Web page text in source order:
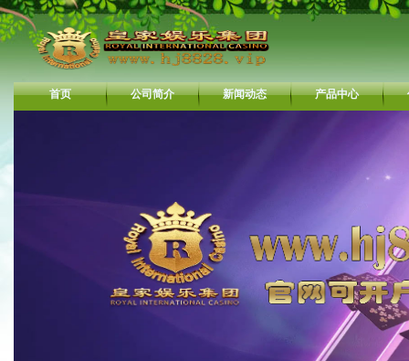
首页 公司简介 新闻动态 产品中心